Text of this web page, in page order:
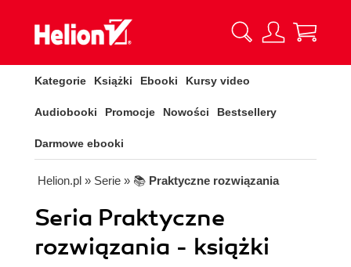
Kategorie Książki Ebooki Kursy video
Audiobooki Promocje Nowości Bestsellery
Darmowe ebooki
Helion.pl » Serie » 📚 Praktyczne rozwiązania
Seria Praktyczne
rozwiązania - książki